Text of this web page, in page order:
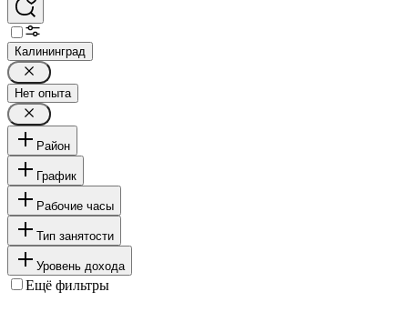
Калининград
Нет опыта
Район
График
Рабочие часы
Тип занятости
Уровень дохода
Ещё фильтры